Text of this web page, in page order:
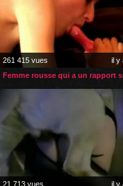
261 415 vues
il y
21 713 vues il y